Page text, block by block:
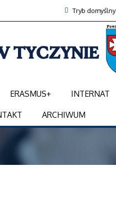
Tryb domyślny
ERASMUS+ INTERNAT
ARCHIWUM